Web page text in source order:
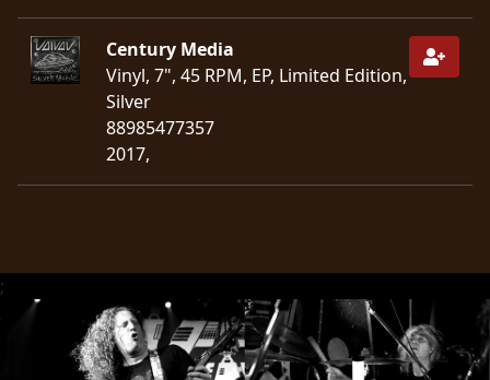
MORGOTH
ANACHRONISM
MACHINE
Century Media
Vinyl, 7", 45 RPM, EP, Limited Edition,
Silver
88985477357
2017,
;